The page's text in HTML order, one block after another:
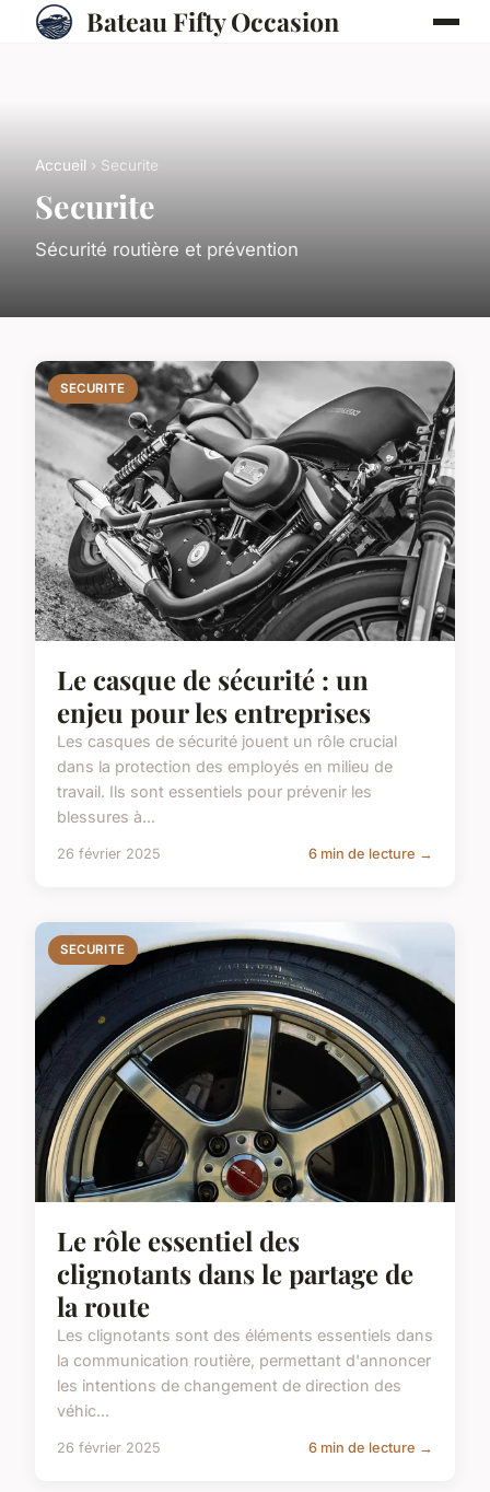
Bateau Fifty Occasion
Accueil › Securite
Securite
Sécurité routière et prévention
SECURITE
Le casque de sécurité : un
enjeu pour les entreprises
Les casques de sécurité jouent un rôle crucial
dans la protection des employés en milieu de
travail. Ils sont essentiels pour prévenir les
blessures à...
26 février 2025 6 min de lecture →
SECURITE
Le rôle essentiel des
clignotants dans le partage de
la route
Les clignotants sont des éléments essentiels dans
la communication routière, permettant d'annoncer
les intentions de changement de direction des
véhic...
26 février 2025 6 min de lecture →